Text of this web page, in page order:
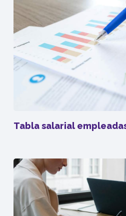
Tabla salarial